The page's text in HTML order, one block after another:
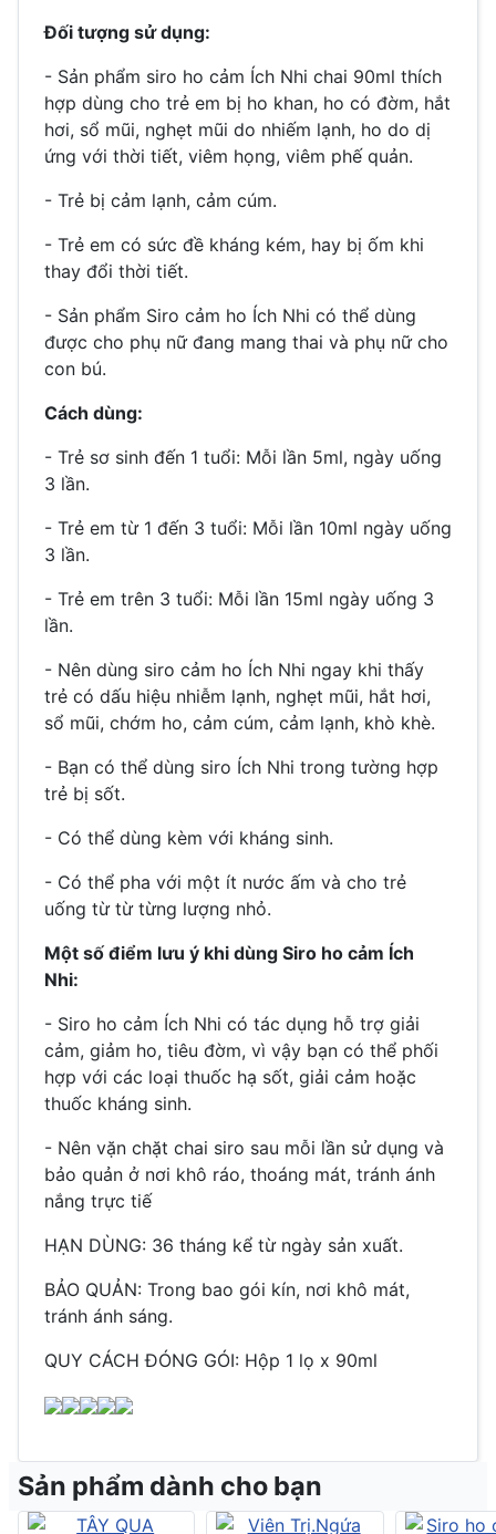
Đối tượng sử dụng:
- Sản phẩm siro ho cảm Ích Nhi chai 90ml thích
hợp dùng cho trẻ em bị ho khan, ho có đờm, hắt
hơi, sổ mũi, nghẹt mũi do nhiếm lạnh, ho do dị
ứng với thời tiết, viêm họng, viêm phế quản.
- Trẻ bị cảm lạnh, cảm cúm.
- Trẻ em có sức đề kháng kém, hay bị ốm khi
thay đổi thời tiết.
- Sản phẩm Siro cảm ho Ích Nhi có thể dùng
được cho phụ nữ đang mang thai và phụ nữ cho
con bú.
Cách dùng:
- Trẻ sơ sinh đến 1 tuổi: Mỗi lần 5ml, ngày uống
3 lần.
- Trẻ em từ 1 đến 3 tuổi: Mỗi lần 10ml ngày uống
3 lần.
- Trẻ em trên 3 tuổi: Mỗi lần 15ml ngày uống 3
lần.
- Nên dùng siro cảm ho Ích Nhi ngay khi thấy
trẻ có dấu hiệu nhiễm lạnh, nghẹt mũi, hắt hơi,
sổ mũi, chớm ho, cảm cúm, cảm lạnh, khò khè.
- Bạn có thể dùng siro Ích Nhi trong tường hợp
trẻ bị sốt.
- Có thể dùng kèm với kháng sinh.
- Có thể pha với một ít nước ấm và cho trẻ
uống từ từ từng lượng nhỏ.
Một số điểm lưu ý khi dùng Siro ho cảm Ích
Nhi:
- Siro ho cảm Ích Nhi có tác dụng hỗ trợ giải
cảm, giảm ho, tiêu đờm, vì vậy bạn có thể phối
hợp với các loại thuốc hạ sốt, giải cảm hoặc
thuốc kháng sinh.
- Nên vặn chặt chai siro sau mỗi lần sử dụng và
bảo quản ở nơi khô ráo, thoáng mát, tránh ánh
nắng trực tiế
HẠN DÙNG: 36 tháng kể từ ngày sản xuất.
BẢO QUẢN: Trong bao gói kín, nơi khô mát,
tránh ánh sáng.
QUY CÁCH ĐÓNG GÓI: Hộp 1 lọ x 90ml
Sản phẩm dành cho bạn